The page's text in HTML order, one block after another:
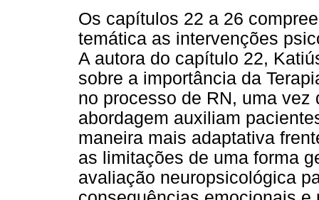
Os capítulos 22 a 26
temática as intervenções
A autora do capítulo 22,
sobre a importância da
no processo de RN, uma
abordagem auxiliam
maneira mais adaptativa
as limitações de uma forma
avaliação neuropsicológica